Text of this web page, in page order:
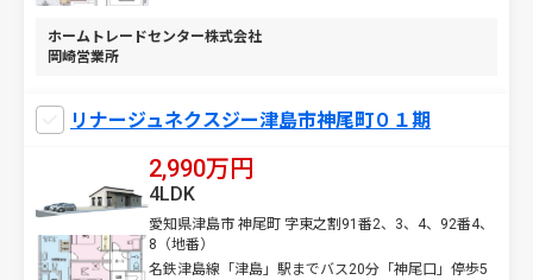
ホームトレードセンター株式会社
岡崎営業所
リナージュネクスジー津島市神尾町０１期
2,990万円
愛知県津島市 神尾町 字東之割91番2、3、4、92番4、
8（地番）
名鉄津島線「津島」駅までバス20分「神尾口」停歩5
4LDK